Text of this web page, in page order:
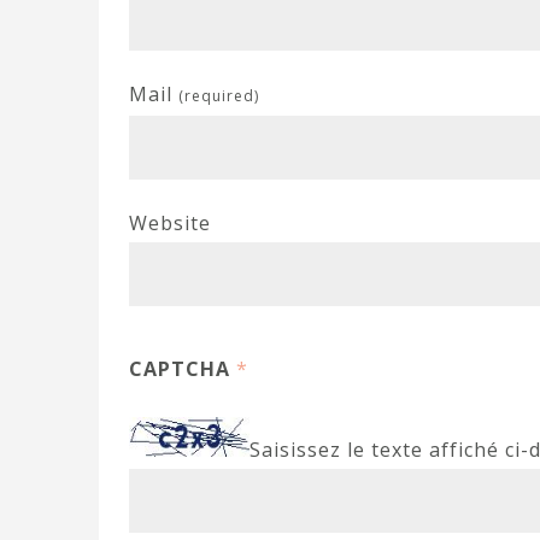
Mail (required)
Website
CAPTCHA *
Saisissez le texte affiché ci-